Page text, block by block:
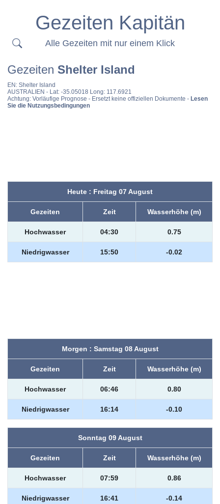
Gezeiten Kapitän
Alle Gezeiten mit nur einem Klick
Gezeiten Shelter Island
EN: Shelter Island
AUSTRALIEN - Lat: -35.05018 Long: 117.6921
Achtung: Vorläufige Prognose - Ersetzt keine offiziellen Dokumente - Lesen
Sie die Nutzungsbedingungen
Heute : Freitag 07 August
Gezeiten Zeit Wasserhöhe (m)
Hochwasser 04:30 0.75
Niedrigwasser 15:50 -0.02
Morgen : Samstag 08 August
Gezeiten Zeit Wasserhöhe (m)
Hochwasser 06:46 0.80
Niedrigwasser 16:14 -0.10
Sonntag 09 August
Gezeiten Zeit Wasserhöhe (m)
Hochwasser 07:59 0.86
Niedrigwasser 16:41 -0.14